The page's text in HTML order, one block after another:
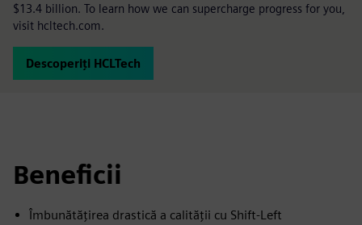
$13.4 billion. To learn how we can supercharge progress for you,
visit hcltech.com.
Descoperiți HCLTech
Beneficii
Îmbunătățirea drastică a calității cu Shift-Left